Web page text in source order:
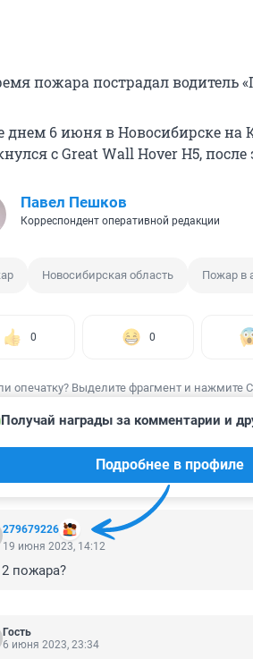
пожара пострадал водитель
днем 6 июня в Новосибирске на
с Great Wall Hover H5, после
Павел Пешков
Корреспондент оперативной редакции
Новосибирская область Пожар в
0 0
опечатку? Выделите фрагмент и нажмите
9
279679226
Получай награды за комментарии и
Подробнее в профиле
19 июня 2023, 14:12
пожара?
Гость
6 июня 2023, 23:34